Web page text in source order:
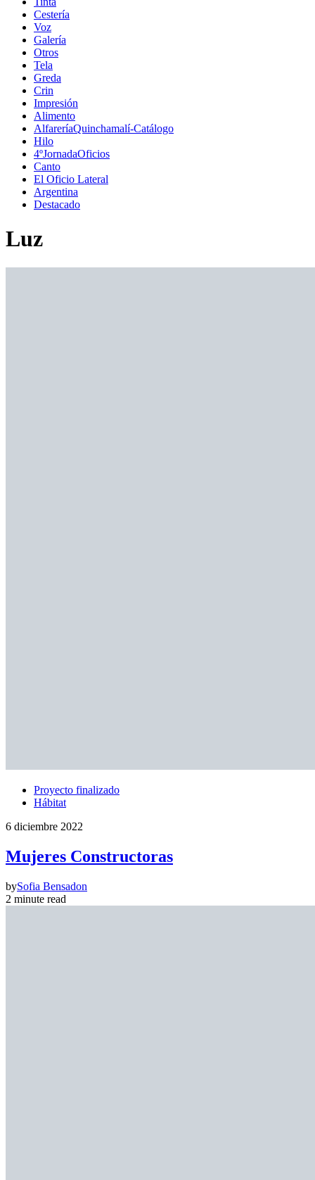
Cestería
Voz
Galería
Otros
Tela
Greda
Crin
Impresión
Alimento
AlfareríaQuinchamalí-Catálogo
Hilo
4ºJornadaOficios
Canto
El Oficio Lateral
Argentina
Destacado
Luz
Proyecto finalizado
Hábitat
6 diciembre 2022
Mujeres Constructoras
bySofia Bensadon
2 minute read